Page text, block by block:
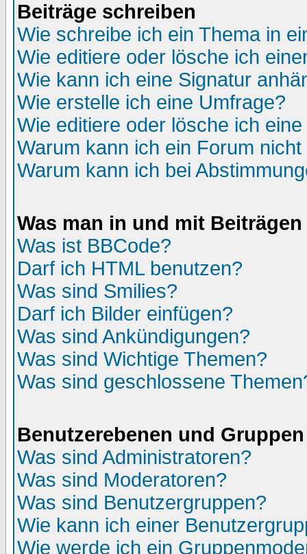
Beiträge schreiben
Wie schreibe ich ein Thema in
Wie editiere oder lösche ich
Wie kann ich eine Signatur
Wie erstelle ich eine Umfrage?
Wie editiere oder lösche ich
Warum kann ich ein Forum
Warum kann ich bei
Was man in und mit
Was ist BBCode?
Darf ich HTML benutzen?
Was sind Smilies?
Darf ich Bilder einfügen?
Was sind Ankündigungen?
Was sind Wichtige Themen?
Was sind geschlossene
Benutzerebenen und Gruppen
Was sind Administratoren?
Was sind Moderatoren?
Was sind Benutzergruppen?
Wie kann ich einer
Wie werde ich ein